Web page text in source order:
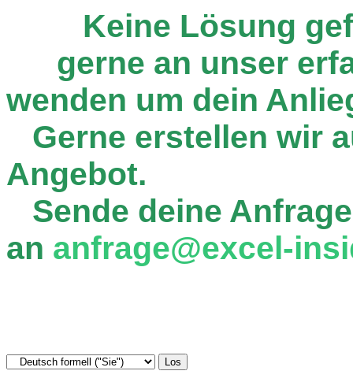
Keine Lösung
gerne an unser
wenden um dein
Gerne erstellen wir
Angebot.
Sende deine
an anfrage@excel-